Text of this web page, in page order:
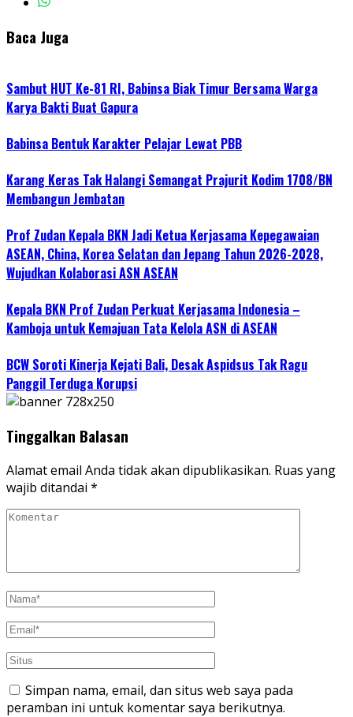
Baca Juga
Sambut HUT Ke-81 RI, Babinsa Biak Timur Bersama Warga
Karya Bakti Buat Gapura
Babinsa Bentuk Karakter Pelajar Lewat PBB
Karang Keras Tak Halangi Semangat Prajurit Kodim 1708/BN
Membangun Jembatan
Prof Zudan Kepala BKN Jadi Ketua Kerjasama Kepegawaian
ASEAN, China, Korea Selatan dan Jepang Tahun 2026-2028,
Wujudkan Kolaborasi ASN ASEAN
Kepala BKN Prof Zudan Perkuat Kerjasama Indonesia –
Kamboja untuk Kemajuan Tata Kelola ASN di ASEAN
BCW Soroti Kinerja Kejati Bali, Desak Aspidsus Tak Ragu
Panggil Terduga Korupsi
Tinggalkan Balasan
Alamat email Anda tidak akan dipublikasikan. Ruas yang
wajib ditandai *
Simpan nama, email, dan situs web saya pada
peramban ini untuk komentar saya berikutnya.